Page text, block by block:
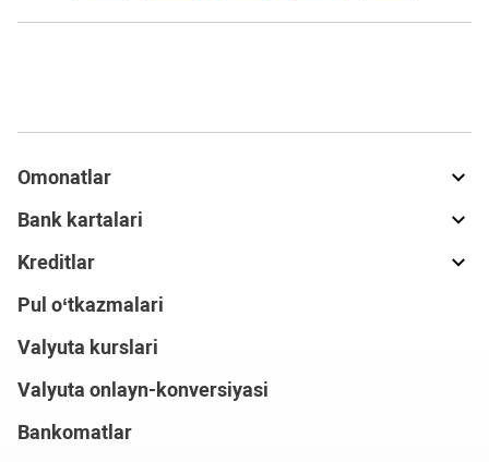
Omonatlar
Bank kartalari
Kreditlar
Pul o‘tkazmalari
Valyuta kurslari
Valyuta onlayn-konversiyasi
Bankomatlar